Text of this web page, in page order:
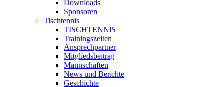
Downloads
Sponsoren
Tischtennis
TISCHTENNIS
Trainingszeiten
Ansprechpartner
Mitgliedsbeitrag
Mannschaften
News und Berichte
Geschichte